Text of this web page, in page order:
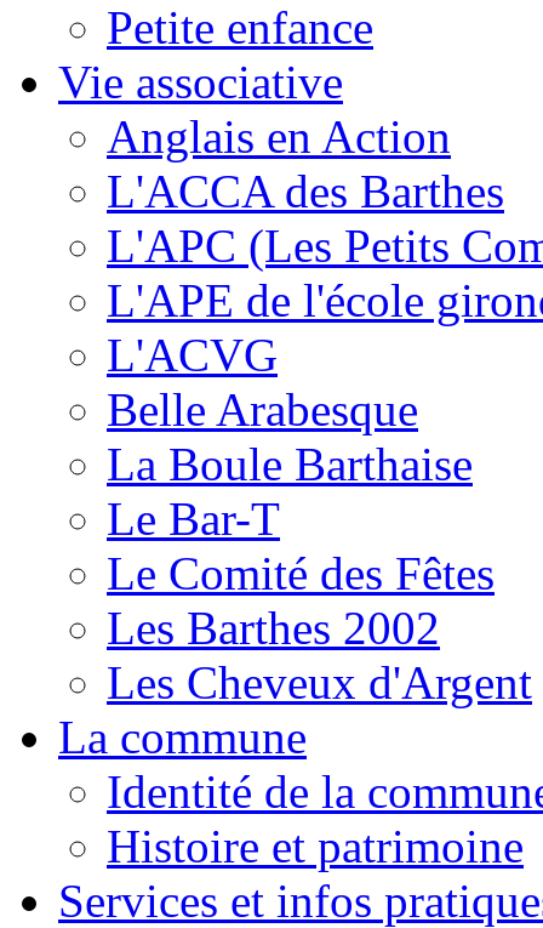
Petite enfance
Vie associative
Anglais en Action
L'ACCA des Barthes
L'APC (Les Petits
L'APE de l'école
L'ACVG
Belle Arabesque
La Boule Barthaise
Le Bar-T
Le Comité des Fêtes
Les Barthes 2002
Les Cheveux d'Argent
La commune
Identité de la
Histoire et patrimoine
Services et infos